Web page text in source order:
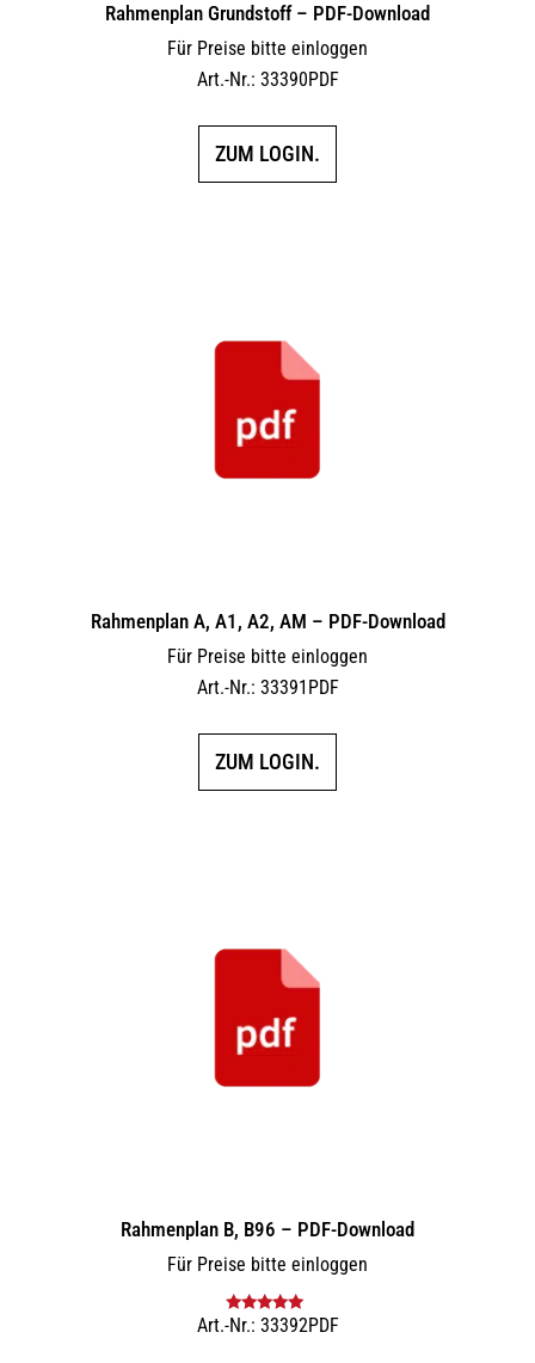
Rahmenplan Grundstoff – PDF-Download
Für Preise bitte einloggen
Art.-Nr.: 33390PDF
ZUM LOGIN.
Rahmenplan A, A1, A2, AM – PDF-Download
Für Preise bitte einloggen
Art.-Nr.: 33391PDF
ZUM LOGIN.
Rahmenplan B, B96 – PDF-Download
Für Preise bitte einloggen
Bewertet mit
Art.-Nr.: 33392PDF